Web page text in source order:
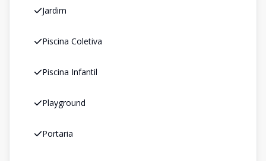
Jardim
Piscina Coletiva
Piscina Infantil
Playground
Portaria